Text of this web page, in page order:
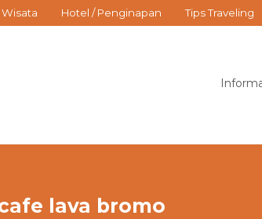
Hotel / Penginapan Tips Traveling
lava bromo